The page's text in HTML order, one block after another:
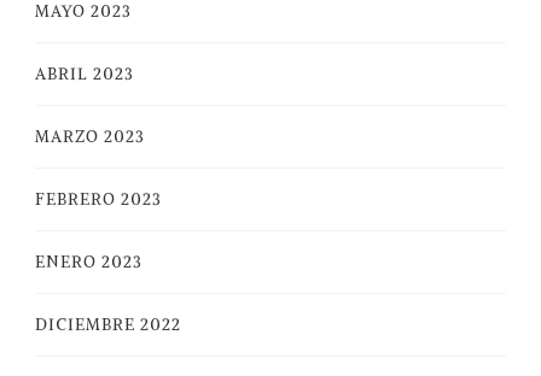
MAYO 2023
ABRIL 2023
MARZO 2023
FEBRERO 2023
ENERO 2023
DICIEMBRE 2022